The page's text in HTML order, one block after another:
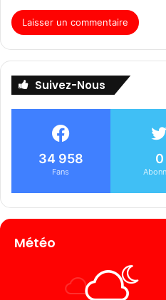
Suivez-Nous
34 958
Fans
0
Météo